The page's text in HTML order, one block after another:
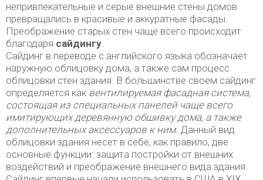
непривлекательные и серые внешние стены домов
превращались в красивые и аккуратные фасады.
Преображение старых стен чаще всего происходит
благодаря сайдингу.
Сайдинг в переводе с английского языка обозначает
наружную облицовку дома, а также сам процесс
облицовки стен здания. В большинстве своем сайдинг
определяется как вентилируемая фасадная система,
состоящая из специальных панелей чаще всего
имитирующих деревянную обшивку дома, а также
дополнительных аксессуаров к ним. Данный вид
облицовки здания несет в себе, как правило, две
основные функции: защита постройки от внешних
воздействий и преображение внешнего вида здания.